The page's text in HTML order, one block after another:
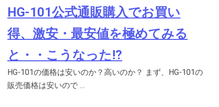
HG-101公式通販購入でお買い
得、激安・最安値を極めてみる
と・・こうなった!?
HG-101の価格は安いのか？高いのか？ まず、HG-101の
販売価格は安いので …